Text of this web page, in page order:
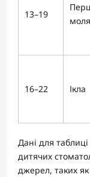
13–19
16–22 Ікла
Дані для
дитячих
джерел, таких